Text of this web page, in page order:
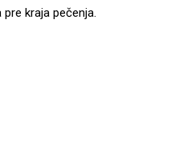
kraja pečenja.